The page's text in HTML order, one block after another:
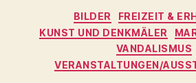
BILDER
FREIZEIT &
KUNST UND DENKMÄLER
VANDALISMUS
VERANSTALTUNGEN/